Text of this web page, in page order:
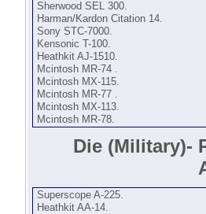
Sherwood SEL 300.
Harman/Kardon Citation 14.
Sony STC-7000.
Kensonic T-100.
Heathkit AJ-1510.
Mcintosh MR-74 .
Mcintosh MX-115.
Mcintosh MR-77 .
Mcintosh MX-113.
Mcintosh MR-78.
Die (Military)-
Superscope A-225.
Heathkit AA-14.